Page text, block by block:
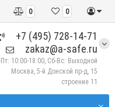
0
0
+7 (495) 728-14-71
zakaz@a-safe.ru
10:00-18:00, Сб-Вс: Выходной
Москва, 5-й Донской пр-д, 15
строение 11